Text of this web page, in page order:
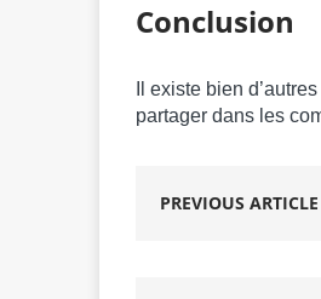
Conclusion
Il existe bien
partager dans les
PREVIOUS ARTICLE